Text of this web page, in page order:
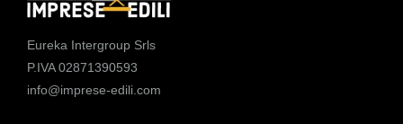
Eureka Intergroup Srls
P.IVA 02871390593
info@imprese-edili.com